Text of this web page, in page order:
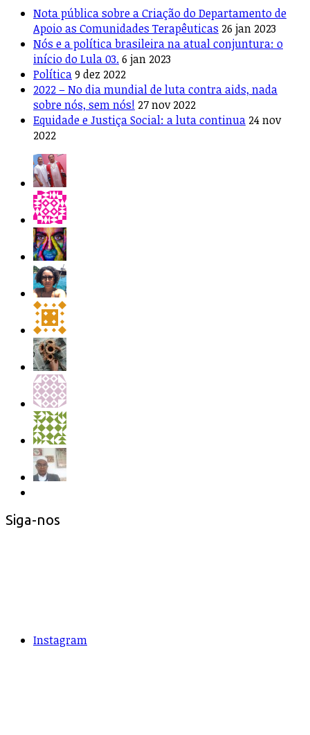
Nota pública sobre a Criação do Departamento de
Apoio as Comunidades Terapêuticas 26 jan 2023
Nós e a política brasileira na atual conjuntura: o
início do Lula 03.6 jan 2023
Política9 dez 2022
2022 – No dia mundial de luta contra aids, nada
sobre nós, sem nós! 27 nov 2022
Equidade e Justiça Social: a luta continua 24 nov
2022
Siga-nos
Instagram